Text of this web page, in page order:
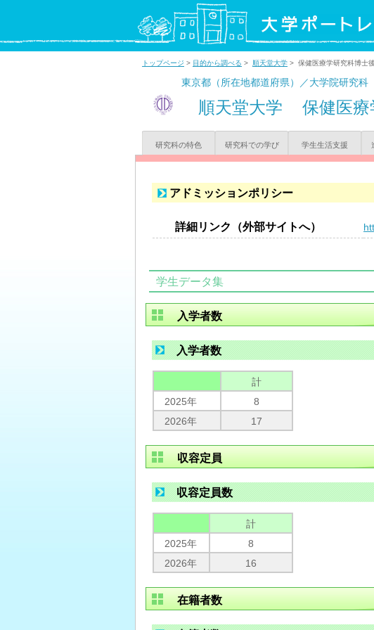
トップページ > 目的から調べる > 順天堂大学 > 保健医療学研究科博士後
東京都（所在地都道府県）／大学院研究科
順天堂大学 保健医療
研究科の特色 研究科での学び 学生生活支援
アドミッションポリシー
詳細リンク（外部サイトへ）
学生データ集
入学者数
入学者数
計
2025年
8
2026年
17
収容定員
収容定員数
計
2025年
8
2026年
16
在籍者数